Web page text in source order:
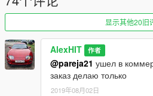
[Editing the dlclist.xml]
1. Using OpenIV, extract the
\Grand Theft Auto
2. Using OpenIV, go to: \Grand Theft
V\update\update.rpf\common\data —
"dlclist.xml" in some folder of your
3. Add the following line:
显示其他20旧
AlexHIT 作者
@pareja21 ушел в
заказ делаю только
2019年08月02日